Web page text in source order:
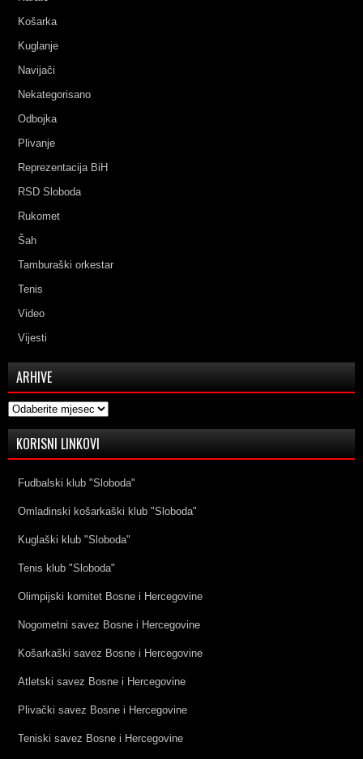
Košarka
Kuglanje
Navijači
Nekategorisano
Odbojka
Plivanje
Reprezentacija BiH
RSD Sloboda
Rukomet
Šah
Tamburaški orkestar
Tenis
Video
Vijesti
ARHIVE
Arhive
KORISNI LINKOVI
Fudbalski klub "Sloboda"
Omladinski košarkaški klub "Sloboda"
Kuglaški klub "Sloboda"
Tenis klub "Sloboda"
Olimpijski komitet Bosne i Hercegovine
Nogometni savez Bosne i Hercegovine
Košarkaški savez Bosne i Hercegovine
Atletski savez Bosne i Hercegovine
Plivački savez Bosne i Hercegovine
Teniski savez Bosne i Hercegovine